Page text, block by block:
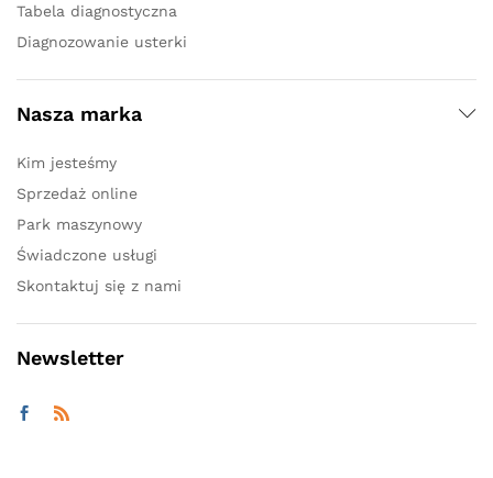
Tabela diagnostyczna
Diagnozowanie usterki
Nasza marka
Kim jesteśmy
Sprzedaż online
Park maszynowy
Świadczone usługi
Skontaktuj się z nami
Newsletter